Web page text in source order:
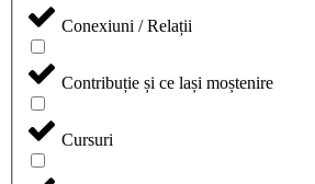
Conexiuni / Relații
Contribuție și ce lași moștenire
Cursuri